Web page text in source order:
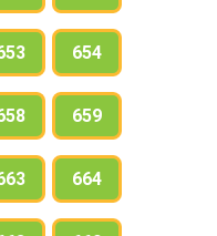
654
659
664